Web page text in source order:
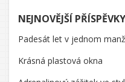
NEJNOVĚJŠÍ PŘÍSPĚVKY
Padesát let v jednom
Krásná plastová okna